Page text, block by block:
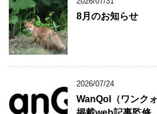
8月のお知らせ
2026/07/24
WanQol（ワンク